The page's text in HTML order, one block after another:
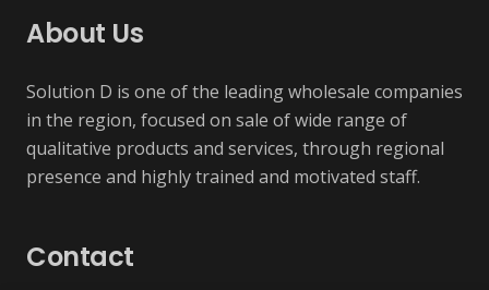
About Us
Solution D is one of the leading wholesale companies
in the region, focused on sale of wide range of
qualitative products and services, through regional
presence and highly trained and motivated staff.
Contact